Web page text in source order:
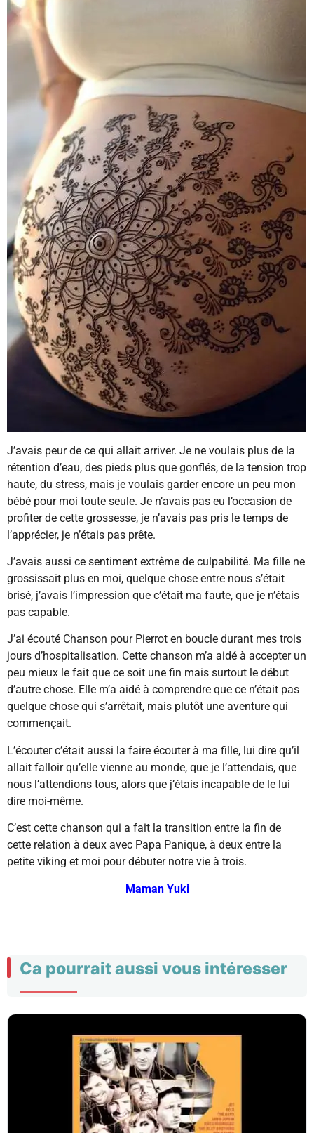
J’avais peur de ce qui allait arriver. Je ne voulais plus de la
rétention d’eau, des pieds plus que gonflés, de la tension trop
haute, du stress, mais je voulais garder encore un peu mon
bébé pour moi toute seule. Je n’avais pas eu l’occasion de
profiter de cette grossesse, je n’avais pas pris le temps de
l’apprécier, je n’étais pas prête.
J’avais aussi ce sentiment extrême de culpabilité. Ma fille ne
grossissait plus en moi, quelque chose entre nous s’était
brisé, j’avais l’impression que c’était ma faute, que je n’étais
pas capable.
J’ai écouté Chanson pour Pierrot en boucle durant mes trois
jours d’hospitalisation. Cette chanson m’a aidé à accepter un
peu mieux le fait que ce soit une fin mais surtout le début
d’autre chose. Elle m’a aidé à comprendre que ce n’était pas
quelque chose qui s’arrêtait, mais plutôt une aventure qui
commençait.
L’écouter c’était aussi la faire écouter à ma fille, lui dire qu’il
allait falloir qu’elle vienne au monde, que je l’attendais, que
nous l’attendions tous, alors que j’étais incapable de le lui
dire moi-même.
C’est cette chanson qui a fait la transition entre la fin de
cette relation à deux avec Papa Panique, à deux entre la
petite viking et moi pour débuter notre vie à trois.
Maman Yuki
Ca pourrait aussi vous intéresser